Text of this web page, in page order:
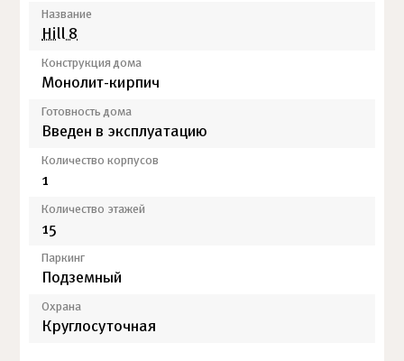
Название
Hill 8
Конструкция дома
Монолит-кирпич
Готовность дома
Введен в эксплуатацию
Количество корпусов
1
Количество этажей
15
Паркинг
Подземный
Охрана
Круглосуточная